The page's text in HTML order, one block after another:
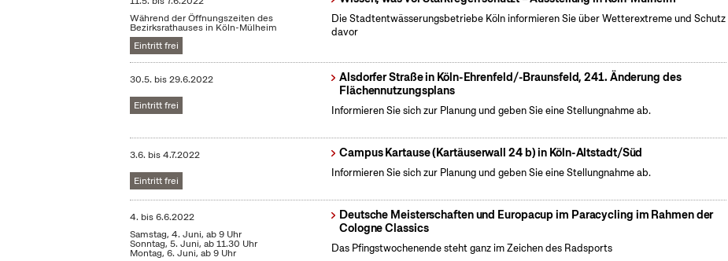
Während der Öffnungszeiten des
Bezirksrathauses in Köln-Mülheim
Eintritt frei
Die Stadtentwässerungsbetriebe Köln informieren Sie über Wetterextreme und Schutz
davor
30.5. bis29.6.2022
Eintritt frei
Alsdorfer Straße in Köln-Ehrenfeld/-Braunsfeld, 241. Änderung des
Flächennutzungsplans
Informieren Sie sich zur Planung und geben Sie eine Stellungnahme ab.
3.6. bis4.7.2022
Eintritt frei
Campus Kartause (Kartäuserwall 24 b) in Köln-Altstadt/Süd
Informieren Sie sich zur Planung und geben Sie eine Stellungnahme ab.
4. bis6.6.2022
Samstag, 4. Juni, ab 9 Uhr
Sonntag, 5. Juni, ab 11.30 Uhr
Montag, 6. Juni, ab 9 Uhr
Deutsche Meisterschaften und Europacup im Paracycling im Rahmen der
Cologne Classics
Das Pfingstwochenende steht ganz im Zeichen des Radsports